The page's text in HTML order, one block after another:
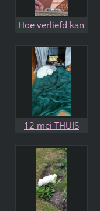
Hoe verliefd kan
12 mei THUIS
bench slapen in
fijner